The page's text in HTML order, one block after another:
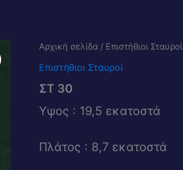
Αρχική σελίδα / Επιστήθιοι Σταυροί
Επιστήθιοι Σταυροί
ΣΤ 30
Υψος : 19,5 εκατοστά
Πλάτος : 8,7 εκατοστά